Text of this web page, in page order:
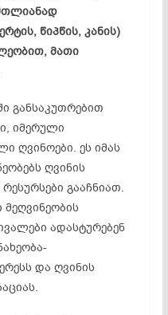
წიპწის, კანის)
მათი
განსაკუთრებით
იმერული
ღვინოები. ეს იმას
ღვინის
გააჩნიათ.
ადასტურებენ
და ღვინის